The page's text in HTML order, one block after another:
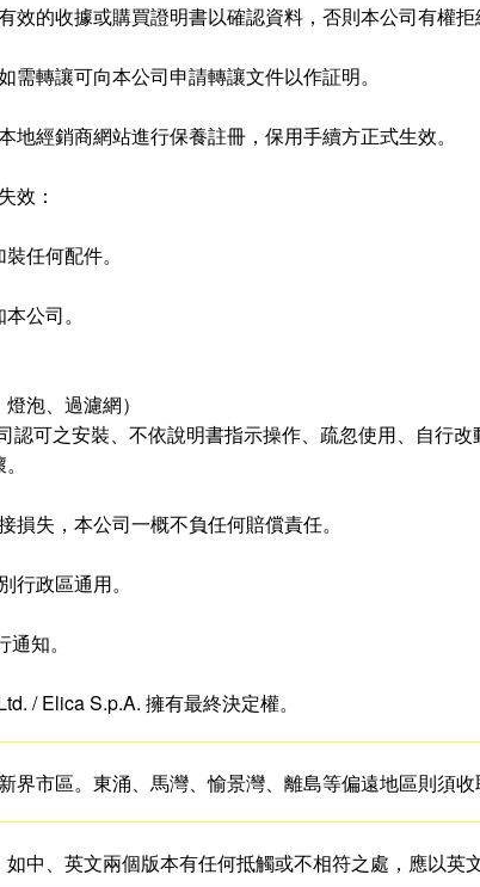
效的收據或購買證明書以確認資料，否則本公司有權拒
轉讓可向本公司申請轉讓文件以作証明。
經銷商網站進行保養註冊，保用手續方正式生效。
效：
任何配件。
公司。
泡、過濾網）
可之安裝、不依說明書指示操作、疏忽使用、自行改
失，本公司一概不負任何賠償責任。
行政區通用。
知。
/ Elica S.p.A. 擁有最終決定權。
市區。東涌、馬灣、愉景灣、離島等偏遠地區則須收
中、英文兩個版本有任何抵觸或不相符之處，應以英文